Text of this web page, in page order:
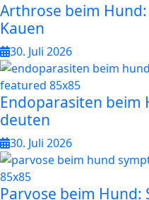
Arthrose beim
Kauen
30. Juli 2026
Endoparasiten
deuten
30. Juli 2026
Parvose beim